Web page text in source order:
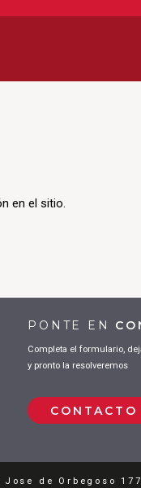
en el sitio.
PONTE EN
Completa el formulario,
y pronto la resolveremos
CONTACTO
de Orbegoso